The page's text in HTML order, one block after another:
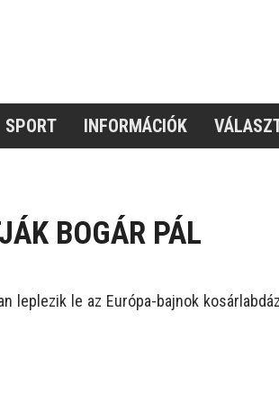
SPORT INFORMÁCIÓK
BOGÁR PÁL
leplezik le az Európa-bajnok